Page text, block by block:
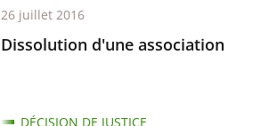
Dissolution d'une association
26 juillet 2016
DÉCISION DE JUSTICE